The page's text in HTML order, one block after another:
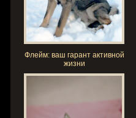
Флейм: ваш гарант активной
жизни